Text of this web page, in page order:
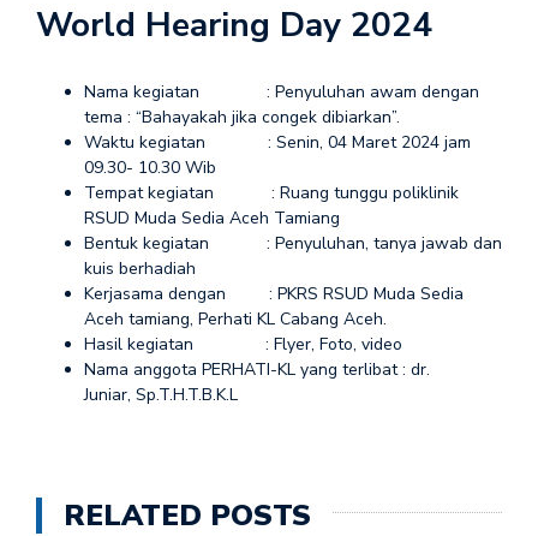
World Hearing Day 2024
Nama kegiatan : Penyuluhan awam dengan
tema : “Bahayakah jika congek dibiarkan”.
Waktu kegiatan : Senin, 04 Maret 2024 jam
09.30- 10.30 Wib
Tempat kegiatan : Ruang tunggu poliklinik
RSUD Muda Sedia Aceh Tamiang
Bentuk kegiatan : Penyuluhan, tanya jawab dan
kuis berhadiah
Kerjasama dengan : PKRS RSUD Muda Sedia
Aceh tamiang, Perhati KL Cabang Aceh.
Hasil kegiatan : Flyer, Foto, video
Nama anggota PERHATI-KL yang terlibat : dr.
Juniar, Sp.T.H.T.B.K.L
RELATED POSTS